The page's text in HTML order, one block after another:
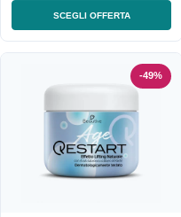
SCEGLI OFFERTA
-49%